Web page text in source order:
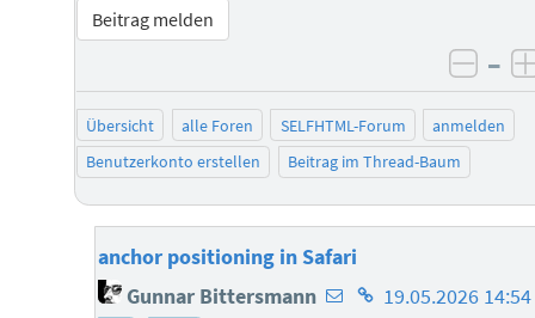
Beitrag melden
–
Übersicht alle Foren SELFHTML-Forum
anmelden
Benutzerkonto erstellen
Beitrag im Thread-Baum
anchor positioning in Safari
Gunnar Bittersmann E-
Homepage
19.05.2026 14:54